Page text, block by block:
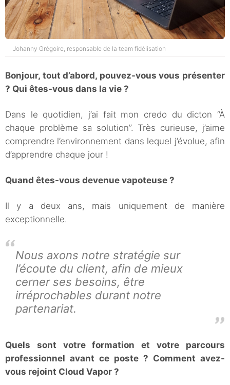
Johanny Grégoire, responsable de la team fidélisation
Bonjour, tout d’abord, pouvez-vous vous présenter
? Qui êtes-vous dans la vie ?
Dans le quotidien, j’ai fait mon credo du dicton “À
chaque problème sa solution”. Très curieuse, j’aime
comprendre l’environnement dans lequel j’évolue, afin
d’apprendre chaque jour !
Quand êtes-vous devenue vapoteuse ?
Il y a deux ans, mais uniquement de manière
exceptionnelle.
Nous axons notre stratégie sur
l’écoute du client, afin de mieux
cerner ses besoins, être
irréprochables durant notre
partenariat.
Quels sont votre formation et votre parcours
professionnel avant ce poste ? Comment avez-
vous rejoint Cloud Vapor ?